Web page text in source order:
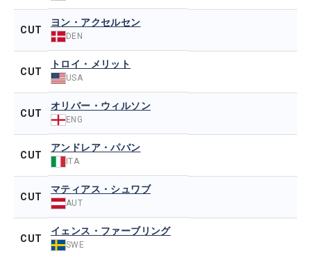
CUT
ヨン・アクセルセン
DEN
CUT
トロイ・メリット
USA
CUT
オリバー・ウィルソン
ENG
CUT
アンドレア・パバン
ITA
CUT
マティアス・シュワブ
AUT
CUT
イェンス・ファーブリング
SWE